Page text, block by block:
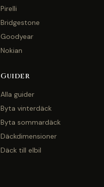
Pirelli
Bridgestone
Goodyear
Nokian
Guider
Alla guider
Byta vinterdäck
Byta sommardäck
Däckdimensioner
Däck till elbil